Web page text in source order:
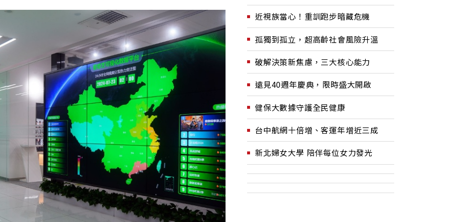
近視族當心！重訓跑步暗藏危機
孤獨到孤立，超高齡社會風險升溫
破解決策新焦慮，三大核心能力
遠見40週年慶典，限時盛大開啟
健保大數據守護全民健康
台中航網十倍增、客運年增近三成
新北婦女大學 陪伴每位女力發光